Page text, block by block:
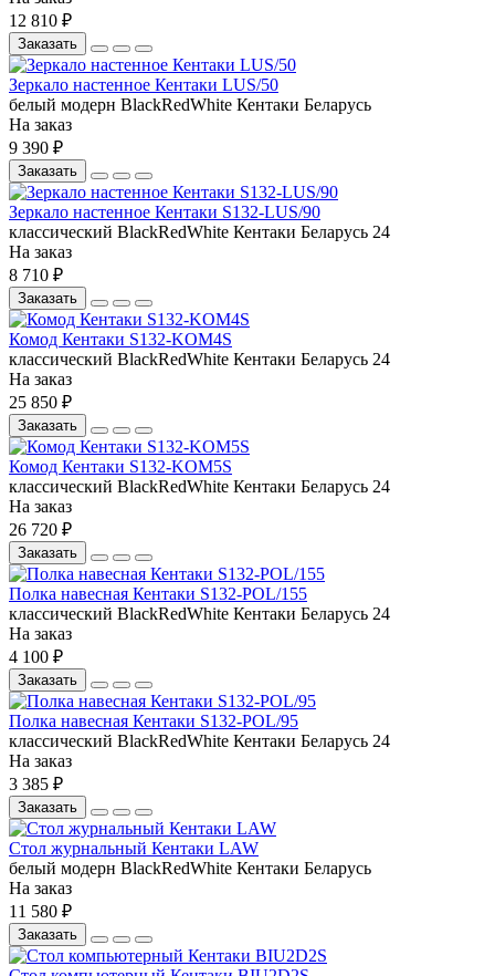
12 810 ₽
Заказать
Зеркало настенное Кентаки LUS/50
белый модерн BlackRedWhite Кентаки Беларусь
На заказ
9 390 ₽
Заказать
Зеркало настенное Кентаки S132-LUS/90
классический BlackRedWhite Кентаки Беларусь 24
На заказ
8 710 ₽
Заказать
Комод Кентаки S132-KOM4S
классический BlackRedWhite Кентаки Беларусь 24
На заказ
25 850 ₽
Заказать
Комод Кентаки S132-KOM5S
классический BlackRedWhite Кентаки Беларусь 24
На заказ
26 720 ₽
Заказать
Полка навесная Кентаки S132-POL/155
классический BlackRedWhite Кентаки Беларусь 24
На заказ
4 100 ₽
Заказать
Полка навесная Кентаки S132-POL/95
классический BlackRedWhite Кентаки Беларусь 24
На заказ
3 385 ₽
Заказать
Стол журнальный Кентаки LAW
белый модерн BlackRedWhite Кентаки Беларусь
На заказ
11 580 ₽
Заказать